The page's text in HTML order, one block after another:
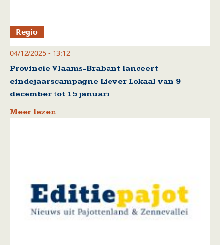
Regio
04/12/2025 - 13:12
Provincie Vlaams-Brabant lanceert
eindejaarscampagne Liever Lokaal van 9
december tot 15 januari
Meer lezen